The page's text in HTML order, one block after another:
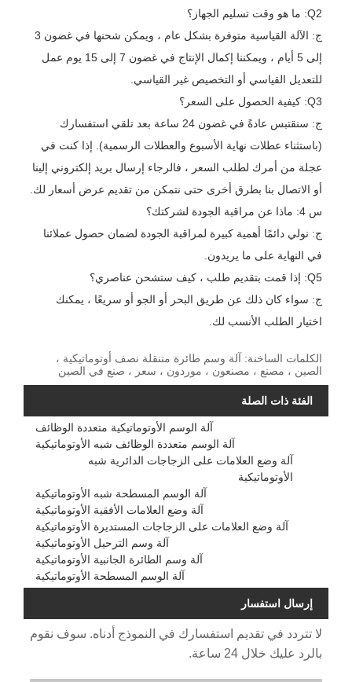
Q2: ما هو وقت تسليم الجهاز؟
ج: الآلة القياسية متوفرة بشكل عام ، ويمكن شحنها في غضون 3
إلى 5 أيام ، ويمكننا إكمال الإنتاج في غضون 7 إلى 15 يوم عمل
للتعديل القياسي أو التخصيص غير القياسي.
Q3: كيفية الحصول على السعر؟
ج: سنقتبس عادةً في غضون 24 ساعة بعد تلقي استفسارك
(باستثناء عطلات نهاية الأسبوع والعطلات الرسمية). إذا كنت في
عجلة من أمرك لطلب السعر ، فالرجاء إرسال بريد إلكتروني إلينا
أو الاتصال بنا بطرق أخرى حتى نتمكن من تقديم عرض أسعار لك.
س 4: ماذا عن مراقبة الجودة لشركتك؟
ج: نولي دائمًا أهمية كبيرة لمراقبة الجودة لضمان حصول عملائنا
في النهاية على ما يريدون.
Q5: إذا قمت بتقديم طلب ، كيف ستشحن عناصري؟
ج: سواء كان ذلك عن طريق البحر أو الجو أو سريعًا ، يمكنك
اختيار الطلب الأنسب لك.
الكلمات الساخنة: آلة وسم طائرة متنقلة نصف أوتوماتيكية ،
الصين ، مصنع ، مصنعون ، موردون ، سعر ، صنع في الصين
الفئة ذات الصلة
آلة الوسم الأوتوماتيكية متعددة الوظائف
آلة الوسم متعددة الوظائف شبه الأوتوماتيكية
آلة وضع العلامات على الزجاجات الدائرية شبه
الأوتوماتيكية
آلة الوسم المسطحة شبه الأوتوماتيكية
آلة وضع العلامات الأفقية الأوتوماتيكية
آلة وضع العلامات على الزجاجات المستديرة الأوتوماتيكية
آلة وسم الترحيل الأوتوماتيكية
آلة وسم الطائرة الجانبية الأوتوماتيكية
آلة الوسم المسطحة الأوتوماتيكية
إرسال استفسار
لا تتردد في تقديم استفسارك في النموذج أدناه. سوف نقوم
بالرد عليك خلال 24 ساعة.